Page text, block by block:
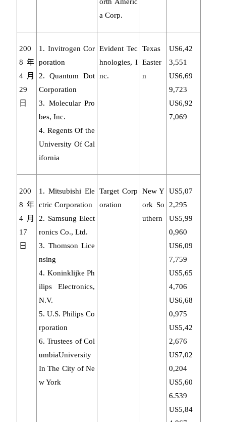
a Corp.
200
8年
4月
29
日
1. Invitrogen Cor
poration
2. Quantum Dot
Corporation
3. Molecular Pro
bes, Inc.
4. Regents Of the
University Of Cal
ifornia
Evident Tec
hnologies, I
nc.
Texas
Easter
n
US6,42
3,551
US6,69
9,723
US6,92
7,069
200
8年
4月
17
日
1. Mitsubishi Ele
ctric Corporation
2. Samsung Elect
ronics Co., Ltd.
3. Thomson Lice
nsing
4. Koninklijke Ph
ilips Electronics,
N.V.
5. U.S. Philips Co
rporation
6. Trustees of Col
umbiaUniversity
In The City of Ne
w York
Target Corp
oration
New Y
ork So
uthern
US5,07
2,295
US5,99
0,960
US6,09
7,759
US5,65
4,706
US6,68
0,975
US5,42
2,676
US7,02
0,204
US5,60
6.539
US5,84